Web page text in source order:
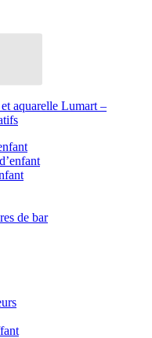
aquarelle Lumart –
de bar